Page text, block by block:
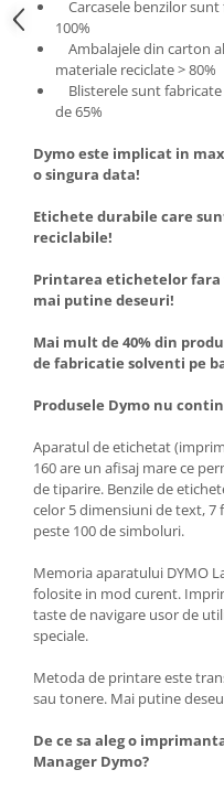
Carcasele benzilor
100%
Ambalajele din carton
materiale reciclate > 80%
Blisterele sunt
de 65%
Dymo este implicat in
o singura data!
Etichete durabile care
reciclabile!
Printarea etichetelor fara
mai putine deseuri!
Mai mult de 40% din
de fabricatie solventi pe
Produsele Dymo nu
Aparatul de etichetat
160 are un afisaj mare ce
de tiparire. Benzile de
celor 5 dimensiuni de text, 7
peste 100 de simboluri.
Memoria aparatului DYMO
folosite in mod curent.
taste de navigare usor de
speciale.
Metoda de printare este
sau tonere. Mai putine
De ce sa aleg o
Manager Dymo?